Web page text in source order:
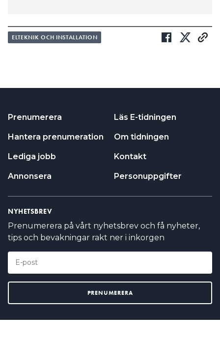
ELTEKNIK OCH INSTALLATION
Prenumerera
Hantera prenumeration
Lediga jobb
Annonsera
Läs E-tidningen
Om tidningen
Kontakt
Personuppgifter
NYHETSBREV
Prenumerera på vårt nyhetsbrev och få nyheter,
tips och bevakningar rakt ner i inkorgen